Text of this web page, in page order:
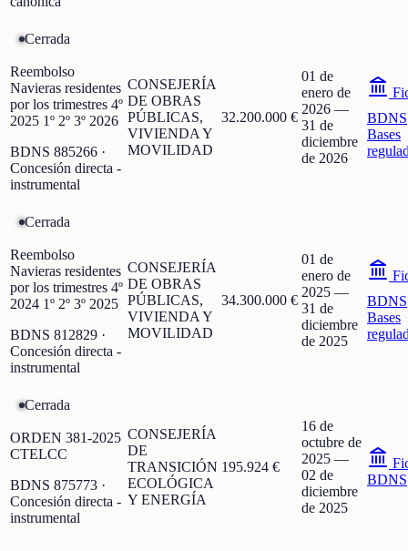
Cerrada
Reembolso
Navieras residentes
por los trimestres 4º
2025 1º 2º 3º 2026
BDNS 885266 ·
Concesión directa -
instrumental
CONSEJERÍA
DE OBRAS
PÚBLICAS,
VIVIENDA Y
MOVILIDAD
32.200.000 €
01 de
enero de
2026 —
31 de
diciembre
de 2026
BDNS
Bases
Cerrada
Reembolso
Navieras residentes
por los trimestres 4º
2024 1º 2º 3º 2025
BDNS 812829 ·
Concesión directa -
instrumental
CONSEJERÍA
DE OBRAS
PÚBLICAS,
VIVIENDA Y
MOVILIDAD
34.300.000 €
01 de
enero de
2025 —
31 de
diciembre
de 2025
BDNS
Bases
Cerrada
ORDEN 381-2025
CTELCC
BDNS 875773 ·
Concesión directa -
instrumental
CONSEJERÍA
DE
TRANSICIÓN
ECOLÓGICA
Y ENERGÍA
195.924 €
16 de
octubre de
2025 —
02 de
diciembre
de 2025
BDNS